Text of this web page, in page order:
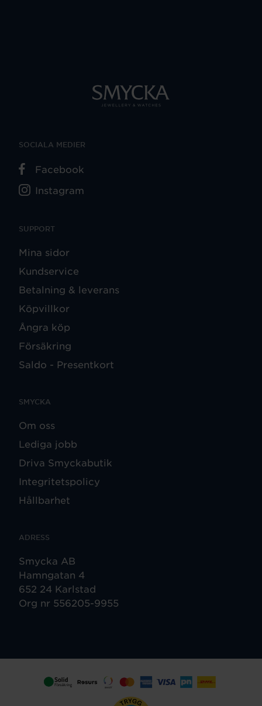
SUPPORT
Mina sidor
Kundservice
Betalning & leverans
Köpvillkor
Ångra köp
Försäkring
Saldo - Presentkort
SMYCKA
Om oss
Lediga jobb
Driva Smyckabutik
Integritetspolicy
Hållbarhet
ADRESS
Smycka AB
Hamngatan 4
652 24 Karlstad
Org nr 556205-9955
SOCIALA MEDIER
Facebook
Instagram